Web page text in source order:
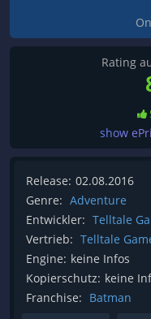
Rating
show
Release: 02.08.2016
Genre: Adventure
Entwickler: Telltale
Vertrieb: Telltale
Engine: keine Infos
Kopierschutz: keine
Franchise: Batman